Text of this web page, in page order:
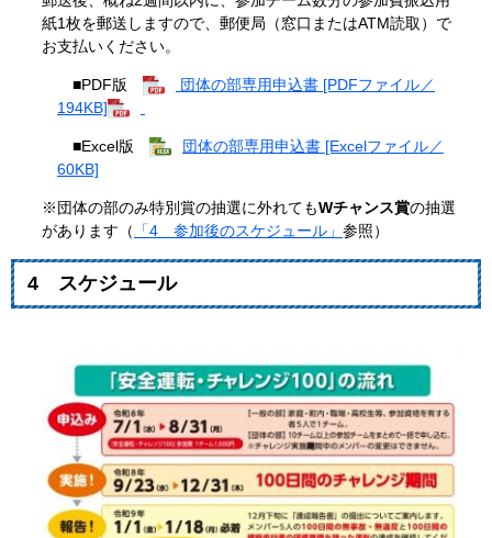
紙1枚を郵送しますので、郵便局（窓口またはATM読取）で
お支払いください。
■PDF版
団体の部専用申込書 [PDFファイル／
194KB]
■Excel版
団体の部専用申込書 [Excelファイル／
60KB]
※団体の部のみ特別賞の抽選に外れてもWチャンス賞の抽選
があります（
「4 参加後のスケジュール」 参照）
4 スケジュール